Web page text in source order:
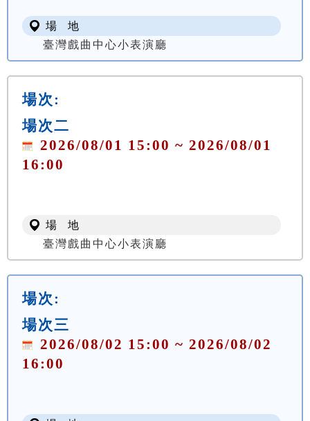
場 地
臺灣戲曲中心小表演廳
場次:
場次二
2026/08/01 15:00 ~ 2026/08/01
16:00
場 地
臺灣戲曲中心小表演廳
場次:
場次三
2026/08/02 15:00 ~ 2026/08/02
16:00